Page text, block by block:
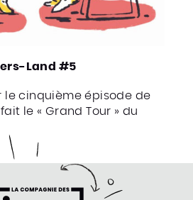
Land #5
le cinquième épisode de
fait le « Grand Tour » du